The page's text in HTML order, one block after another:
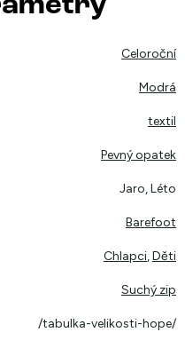
Celoroční
Modrá
textil
Pevný opatek
Jaro, Léto
Barefoot
Chlapci,Děti
Suchý zip
/tabulka-velikosti-hope/